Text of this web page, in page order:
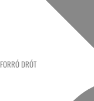
FORRÓ DRÓT